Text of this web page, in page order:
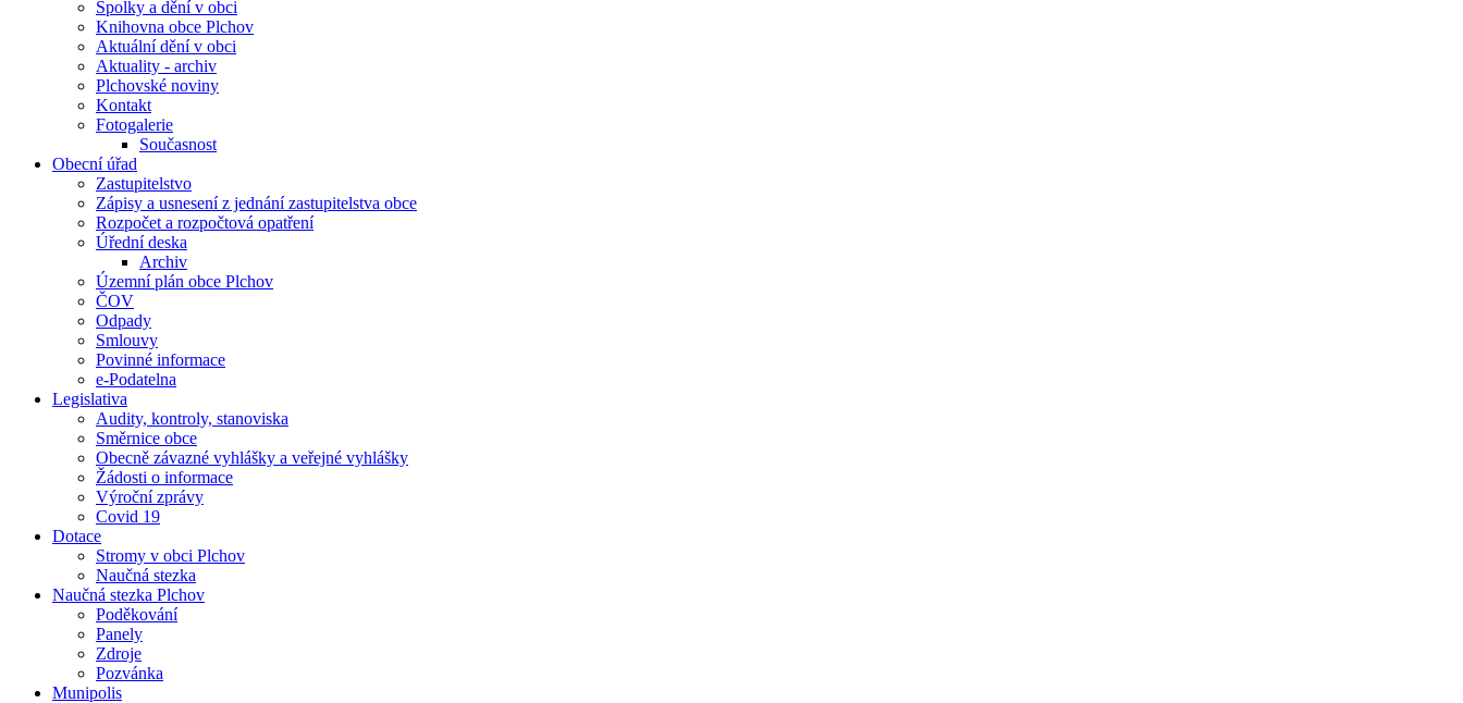
Spolky a dění v obci
Knihovna obce Plchov
Aktuální dění v obci
Aktuality - archiv
Plchovské noviny
Kontakt
Fotogalerie
Současnost
Obecní úřad
Zastupitelstvo
Zápisy a usnesení z jednání zastupitelstva obce
Rozpočet a rozpočtová opatření
Úřední deska
Archiv
Územní plán obce Plchov
ČOV
Odpady
Smlouvy
Povinné informace
e-Podatelna
Legislativa
Audity, kontroly, stanoviska
Směrnice obce
Obecně závazné vyhlášky a veřejné vyhlášky
Žádosti o informace
Výroční zprávy
Covid 19
Dotace
Stromy v obci Plchov
Naučná stezka
Naučná stezka Plchov
Poděkování
Panely
Zdroje
Pozvánka
Munipolis